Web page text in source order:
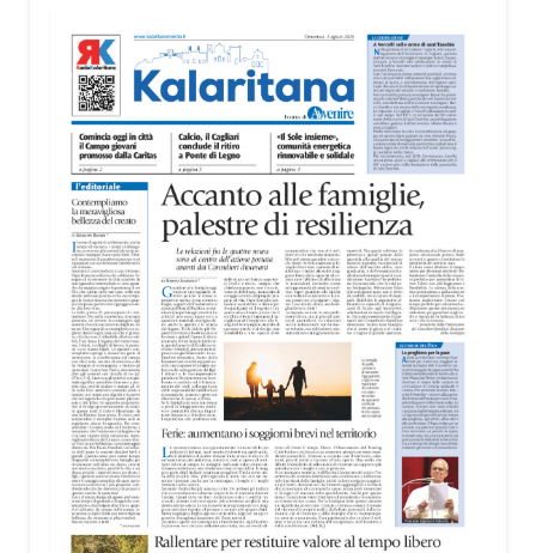
con disabilità nelle attività dell’OAMI al supporto nei
centri di accoglienza per migranti, dove
contribuiscono anche alla cura degli spazi comuni.
«Prendersi cura degli ambienti significa favorire
accoglienza e dignità», racconta Alessandro
Adimari.
Tra i partecipanti anche i seminaristi, impegnati
accanto agli anziani della casa di riposo Cristo Re.
«Un’esperienza di crescita umana e spirituale che
rafforza la vocazione al servizio», sottolinea
Cristiano Pani.
Il programma dedica spazio anche ai temi della
pace e della cooperazione nel Mediterraneo. Oggi
pomeriggio, alla Mediateca del Mediterraneo
(MEM), l’incontro con l’arcivescovo monsignor
Giuseppe Baturi ha approfondito il ruolo dei giovani
nella costruzione di ponti tra culture e popoli, con